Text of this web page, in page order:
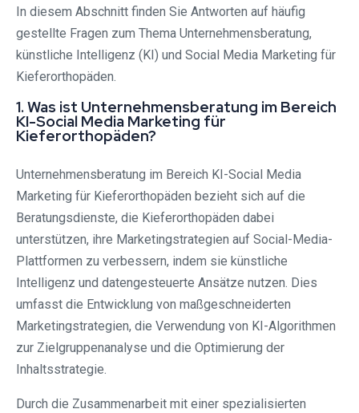
In diesem Abschnitt finden Sie Antworten auf häufig
gestellte Fragen zum Thema Unternehmensberatung,
künstliche Intelligenz (KI) und Social Media Marketing für
Kieferorthopäden.
1. Was ist Unternehmensberatung im Bereich
KI-Social Media Marketing für
Kieferorthopäden?
Unternehmensberatung im Bereich KI-Social Media
Marketing für Kieferorthopäden bezieht sich auf die
Beratungsdienste, die Kieferorthopäden dabei
unterstützen, ihre Marketingstrategien auf Social-Media-
Plattformen zu verbessern, indem sie künstliche
Intelligenz und datengesteuerte Ansätze nutzen. Dies
umfasst die Entwicklung von maßgeschneiderten
Marketingstrategien, die Verwendung von KI-Algorithmen
zur Zielgruppenanalyse und die Optimierung der
Inhaltsstrategie.
Durch die Zusammenarbeit mit einer spezialisierten